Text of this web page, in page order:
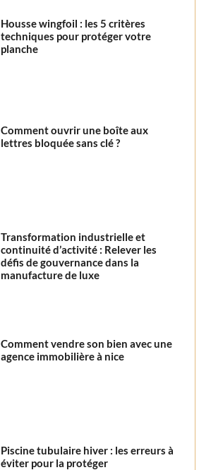
Housse wingfoil : les 5 critères
techniques pour protéger votre
planche
Comment ouvrir une boîte aux
lettres bloquée sans clé ?
Transformation industrielle et
continuité d’activité : Relever les
défis de gouvernance dans la
manufacture de luxe
Comment vendre son bien avec une
agence immobilière à nice
Piscine tubulaire hiver : les erreurs à
éviter pour la protéger